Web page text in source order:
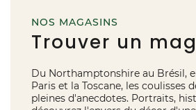
NOS MAGASINS
Trouver un
Du Northamptonshire au Brésil,
Paris et la Toscane, les coulisses
pleines d'anecdotes. Portraits,